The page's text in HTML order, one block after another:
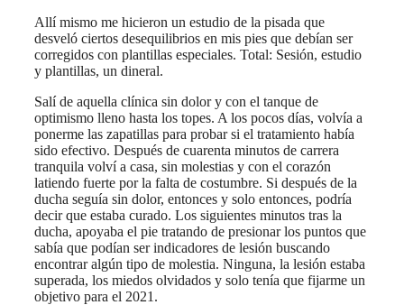
Allí mismo me hicieron un estudio de la pisada que
desveló ciertos desequilibrios en mis pies que debían ser
corregidos con plantillas especiales. Total: Sesión, estudio
y plantillas, un dineral.
Salí de aquella clínica sin dolor y con el tanque de
optimismo lleno hasta los topes. A los pocos días, volvía a
ponerme las zapatillas para probar si el tratamiento había
sido efectivo. Después de cuarenta minutos de carrera
tranquila volví a casa, sin molestias y con el corazón
latiendo fuerte por la falta de costumbre. Si después de la
ducha seguía sin dolor, entonces y solo entonces, podría
decir que estaba curado. Los siguientes minutos tras la
ducha, apoyaba el pie tratando de presionar los puntos que
sabía que podían ser indicadores de lesión buscando
encontrar algún tipo de molestia. Ninguna, la lesión estaba
superada, los miedos olvidados y solo tenía que fijarme un
objetivo para el 2021.